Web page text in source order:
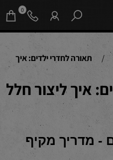
0
/
תאורה לחדרי ילדים: איך
איך ליצור חלל
- מדריך מקיף